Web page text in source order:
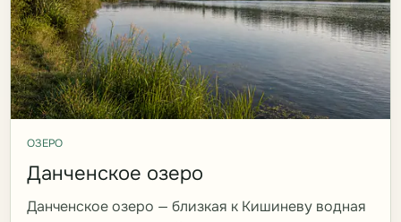
ОЗЕРО
Данченское озеро
Данченское озеро — близкая к Кишиневу водная